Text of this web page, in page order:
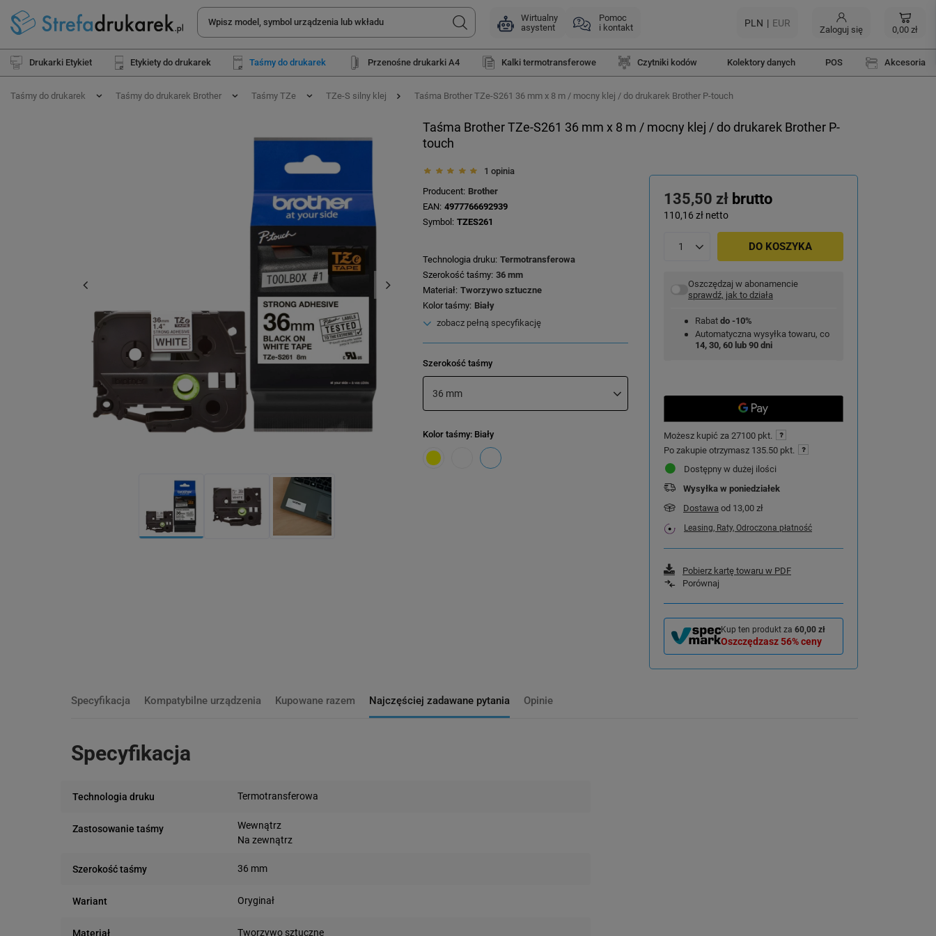
Wirtualny
asystent
Pomoc
i kontakt
PLN EUR
Zaloguj się 0,00 zł
Drukarki Etykiet Etykiety do drukarek Taśmy do drukarek Przenośne drukarki A4 Kalki termotransferowe Czytniki kodów Kolektory danych POS Akcesoria
Taśmy do drukarek Taśmy do drukarek Brother Taśmy TZe TZe-S silny klej Taśma Brother TZe-S261 36 mm x 8 m / mocny klej / do drukarek Brother P-touch
Taśma Brother TZe-S261 36 mm x 8 m / mocny klej / do drukarek Brother P-
touch
1 opinia
135,50 zł brutto
110,16 zł netto
DO KOSZYKA
Oszczędzaj w abonamencie
sprawdź, jak to działa
Rabat do -10%
Automatyczna wysyłka towaru, co
14, 30, 60 lub 90 dni
Możesz kupić za 27100 pkt.
Po zakupie otrzymasz 135.50 pkt.
Dostępny w dużej ilości
Wysyłka w poniedziałek
Dostawa od 13,00 zł
Leasing, Raty, Odroczona płatność
Pobierz kartę towaru w PDF
Porównaj
Kup ten produkt za 60,00 zł
Oszczędzasz56%ceny
Producent Brother
EAN 4977766692939
Symbol
TZES261
Technologia druku Termotransferowa
Szerokość taśmy 36 mm
Materiał Tworzywo sztuczne
Kolor taśmy Biały
zobacz pełną specyfikację
Szerokość taśmy
36 mm
Kolor taśmy: Biały
Specyfikacja Kompatybilne urządzenia Kupowane razem Najczęściej zadawane pytania Opinie
Specyfikacja
Technologia druku Termotransferowa
Zastosowanie taśmy
Wewnątrz
Na zewnątrz
Szerokość taśmy 36 mm
Wariant Oryginał
Materiał Tworzywo sztuczne